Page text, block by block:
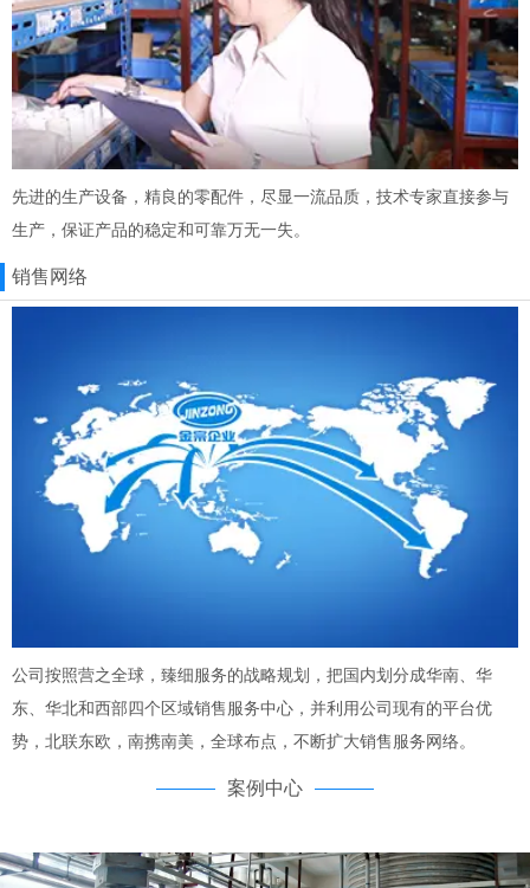
先进的生产设备，精良的零配件，尽显一流品质，技术专家直接参与
生产，保证产品的稳定和可靠万无一失。
销售网络
公司按照营之全球，臻细服务的战略规划，把国内划分成华南、华
东、华北和西部四个区域销售服务中心，并利用公司现有的平台优
势，北联东欧，南携南美，全球布点，不断扩大销售服务网络。
案例中心